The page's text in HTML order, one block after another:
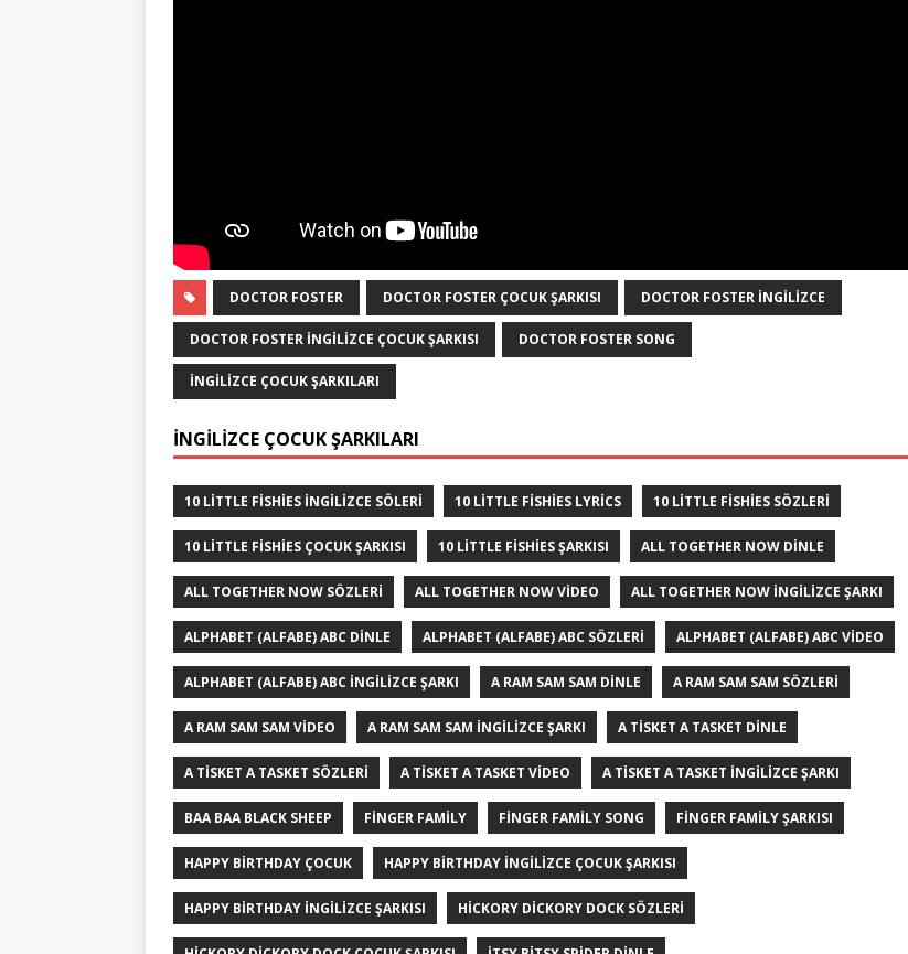
DOCTOR FOSTER DOCTOR FOSTER ÇOCUK ŞARKISI DOCTOR FOSTER INGILIZCE
DOCTOR FOSTER INGILIZCE ÇOCUK ŞARKISI DOCTOR FOSTER SONG
İNGILIZCE ÇOCUK ŞARKILARI
İNGILIZCE ÇOCUK ŞARKILARI
10 LITTLE FISHIES INGILIZCE SÖLERI 10 LITTLE FISHIES LYRICS 10 LITTLE FISHIES SÖZLERI
10 LITTLE FISHIES ÇOCUK ŞARKISI 10 LITTLE FISHIES ŞARKISI ALL TOGETHER NOW DINLE
ALL TOGETHER NOW SÖZLERI ALL TOGETHER NOW VIDEO ALL TOGETHER NOW İNGILIZCE ŞARKI
ALPHABET (ALFABE) ABC DINLE ALPHABET (ALFABE) ABC SÖZLERI ALPHABET (ALFABE) ABC VIDEO
ALPHABET (ALFABE) ABC İNGILIZCE ŞARKI A RAM SAM SAM DINLE A RAM SAM SAM SÖZLERI
A RAM SAM SAM VIDEO A RAM SAM SAM İNGILIZCE ŞARKI A TISKET A TASKET DINLE
A TISKET A TASKET SÖZLERI A TISKET A TASKET VIDEO A TISKET A TASKET İNGILIZCE ŞARKI
BAA BAA BLACK SHEEP FINGER FAMILY FINGER FAMILY SONG FINGER FAMILY ŞARKISI
HAPPY BIRTHDAY ÇOCUK HAPPY BIRTHDAY İNGILIZCE ÇOCUK ŞARKISI
HAPPY BIRTHDAY İNGILIZCE ŞARKISI HICKORY DICKORY DOCK SÖZLERI